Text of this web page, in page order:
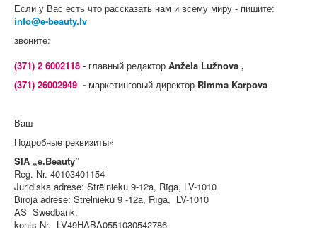
Если у Вас есть что рассказать нам и всему миру - пишите:
звоните:
(371) 2 6002118 - главный редактор Anžela Lužnova ,
(371) 26002949 - маркетинговый директор Rimma Karpova
Ваш
Подробные реквизиты»
SIA „e.Beauty”
Reģ. Nr. 40103401154
Juridiska adrese: Strēlnieku 9-12a, Rīga, LV-1010
Biroja adrese: Strēlnieku 9 -12a, Rīga, LV-1010
AS Swedbank,
konts Nr. LV49HABA0551030542786